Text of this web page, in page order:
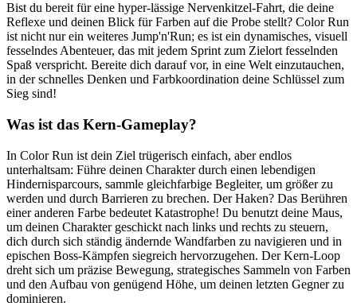
Bist du bereit für eine hyper-lässige Nervenkitzel-Fahrt, die deine
Reflexe und deinen Blick für Farben auf die Probe stellt? Color Run
ist nicht nur ein weiteres Jump'n'Run; es ist ein dynamisches, visuell
fesselndes Abenteuer, das mit jedem Sprint zum Zielort fesselnden
Spaß verspricht. Bereite dich darauf vor, in eine Welt einzutauchen,
in der schnelles Denken und Farbkoordination deine Schlüssel zum
Sieg sind!
Was ist das Kern-Gameplay?
In Color Run ist dein Ziel trügerisch einfach, aber endlos
unterhaltsam: Führe deinen Charakter durch einen lebendigen
Hindernisparcours, sammle gleichfarbige Begleiter, um größer zu
werden und durch Barrieren zu brechen. Der Haken? Das Berühren
einer anderen Farbe bedeutet Katastrophe! Du benutzt deine Maus,
um deinen Charakter geschickt nach links und rechts zu steuern,
dich durch sich ständig ändernde Wandfarben zu navigieren und in
epischen Boss-Kämpfen siegreich hervorzugehen. Der Kern-Loop
dreht sich um präzise Bewegung, strategisches Sammeln von Farben
und den Aufbau von genügend Höhe, um deinen letzten Gegner zu
dominieren.